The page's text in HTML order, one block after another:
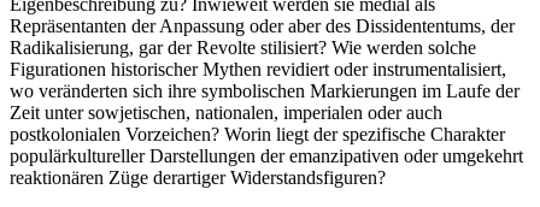
Eigenbeschreibung zu? Inwieweit werden sie medial als
Repräsentanten der Anpassung oder aber des Dissidententums, der
Radikalisierung, gar der Revolte stilisiert? Wie werden solche
Figurationen historischer Mythen revidiert oder instrumentalisiert,
wo veränderten sich ihre symbolischen Markierungen im Laufe der
Zeit unter sowjetischen, nationalen, imperialen oder auch
postkolonialen Vorzeichen? Worin liegt der spezifische Charakter
populärkultureller Darstellungen der emanzipativen oder umgekehrt
reaktionären Züge derartiger Widerstandsfiguren?